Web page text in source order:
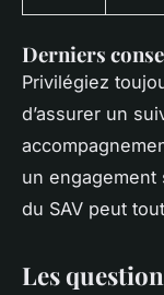
Derniers
Privilégiez
d’assurer un
un engagement
du SAV peut
Les